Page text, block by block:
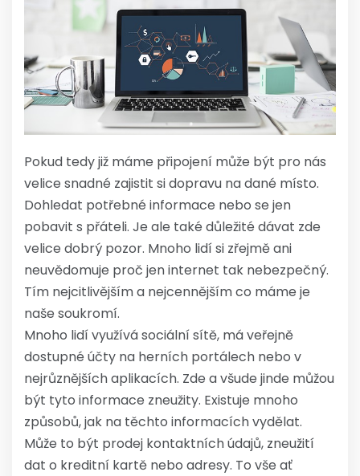
Pokud tedy již máme připojení může být pro nás
velice snadné zajistit si dopravu na dané místo.
Dohledat potřebné informace nebo se jen
pobavit s přáteli. Je ale také důležité dávat zde
velice dobrý pozor. Mnoho lidí si zřejmě ani
neuvědomuje proč jen internet tak nebezpečný.
Tím nejcitlivějším a nejcennějším co máme je
naše soukromí.
Mnoho lidí využívá sociální sítě, má veřejně
dostupné účty na herních portálech nebo v
nejrůznějších aplikacích. Zde a všude jinde můžou
být tyto informace zneužity. Existuje mnoho
způsobů, jak na těchto informacích vydělat.
Může to být prodej kontaktních údajů, zneužití
dat o kreditní kartě nebo adresy. To vše ať